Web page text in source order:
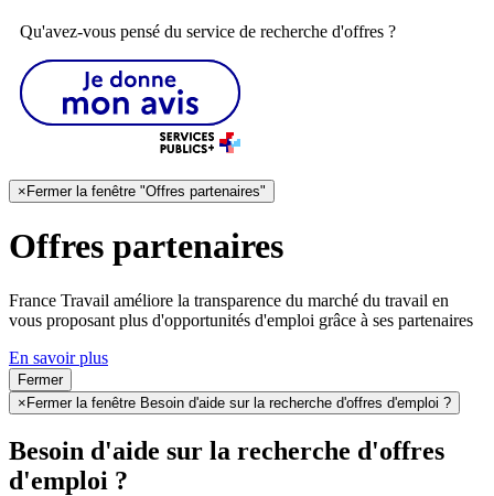
Qu'avez-vous pensé du service de recherche d'offres ?
× Fermer la fenêtre "Offres partenaires"
Offres partenaires
France Travail améliore la transparence du marché du travail en
vous proposant plus d'opportunités d'emploi grâce à ses partenaires
En savoir plus
Fermer
×Fermer la fenêtre Besoin d'aide sur la recherche d'offres d'emploi ?
Besoin d'aide sur la recherche d'offres
d'emploi ?